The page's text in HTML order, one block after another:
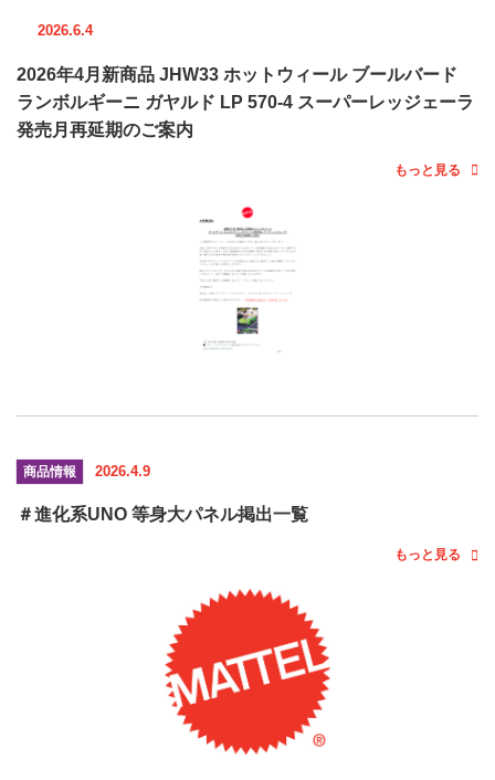
2026.6.4
2026年4月新商品 JHW33 ホットウィール ブールバード
ランボルギーニ ガヤルド LP 570-4 スーパーレッジェーラ
発売月再延期のご案内
もっと見る
商品情報 2026.4.9
＃進化系UNO 等身大パネル掲出一覧
もっと見る